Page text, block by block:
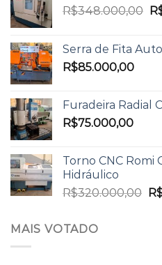
R$348.000,00
Serra de Fita
R$85.000,00
Furadeira Radial
R$75.000,00
Torno CNC Romi
Hidráulico
R$320.000,00
MAIS VOTADO